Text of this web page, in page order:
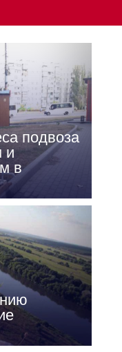
подвоза
и
в